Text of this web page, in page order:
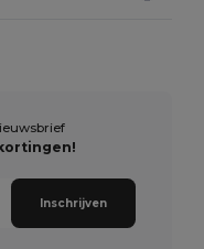
Inschrijven